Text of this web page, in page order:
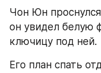
Чон Юн
он увидел белую
ключицу под ней.
Его план спать